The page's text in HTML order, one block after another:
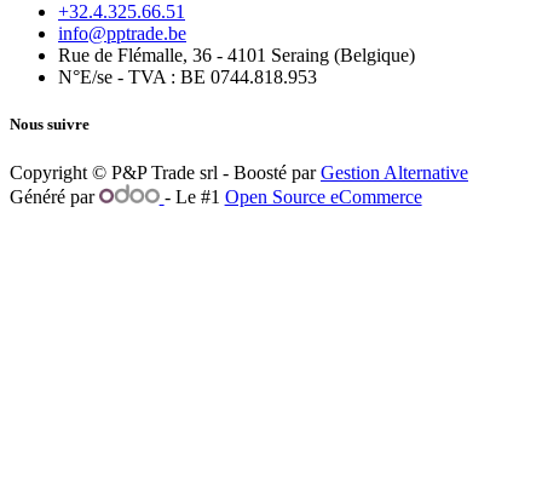
+32.4.325.66.51
info@pptrade.be
Rue de Flémalle, 36 - 4101 Seraing (Belgique)
N°E/se - TVA : BE 0744.818.953
Nous suivre
Copyright © P&P Trade srl - Boosté parGestion Alternative
Généré par
- Le #1 Open Source eCommerce